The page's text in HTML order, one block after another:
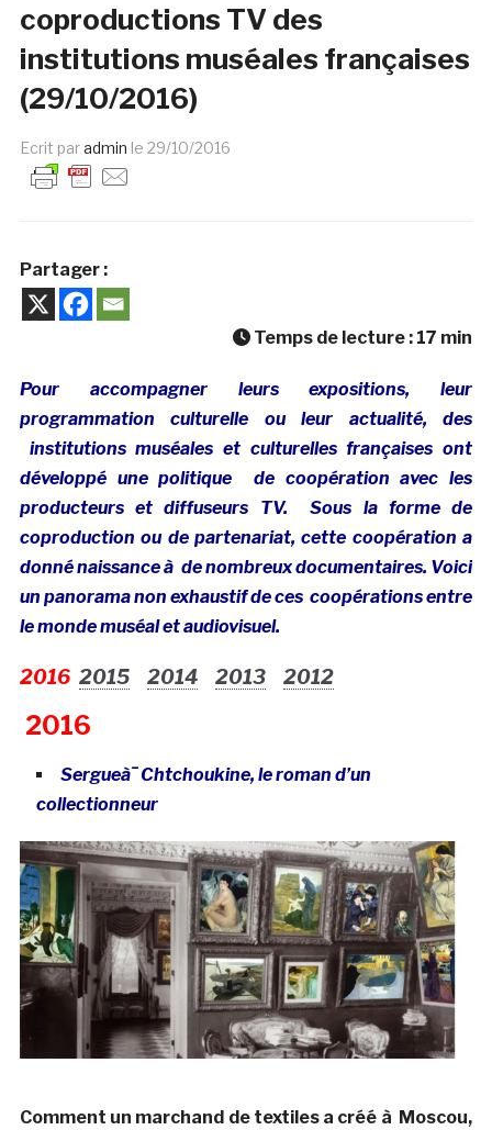
coproductions TV des
institutions muséales françaises
(29/10/2016)
Ecrit paradmin le 29/10/2016
Partager :
Temps de lecture : 17 min
Pour accompagner leurs expositions, leur
programmation culturelle ou leur actualité, des
institutions muséales et culturelles françaises ont
développé une politique de coopération avec les
producteurs et diffuseurs TV. Sous la forme de
coproduction ou de partenariat, cette coopération a
donné naissance à de nombreux documentaires. Voici
un panorama non exhaustif de ces coopérations entre
le monde muséal et audiovisuel.
2016 2015 2014 2013 2012
2016
Sergueà¯ Chtchoukine, le roman d’un
collectionneur
Comment un marchand de textiles a créé à Moscou,